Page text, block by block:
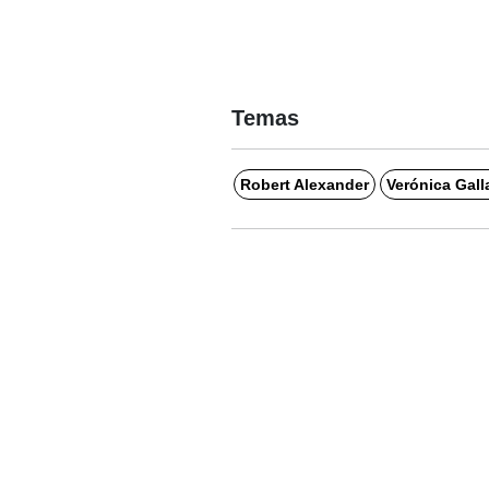
Temas
Robert Alexander Verónica